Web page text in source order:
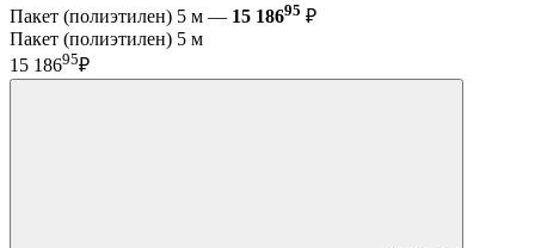
Пакет (полиэтилен) 5 м — 15 18695 ₽
Пакет (полиэтилен) 5 м
15 18695₽